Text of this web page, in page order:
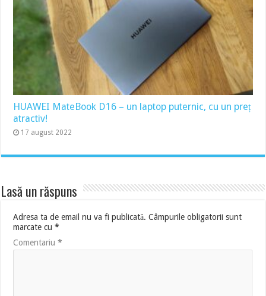
HUAWEI MateBook D16 – un laptop puternic, cu un preț
atractiv!
17 august 2022
Lasă un răspuns
Adresa ta de email nu va fi publicată. Câmpurile obligatorii sunt
marcate cu*
Comentariu*